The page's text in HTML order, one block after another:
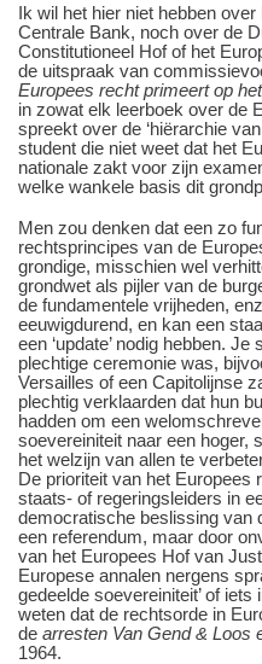
Ik wil het hier niet hebben
Centrale Bank, noch over de
Constitutioneel Hof of het
de uitspraak van
Europees recht primeert op
in zowat elk leerboek over de
spreekt over de ‘hiërarchie
student die niet weet dat het
nationale zakt voor zijn
welke wankele basis dit
Men zou denken dat een zo
rechtsprincipes van de
grondige, misschien wel
grondwet als pijler van de
de fundamentele vrijheden,
eeuwigdurend, en kan een
een ‘update’ nodig hebben.
plechtige ceremonie was,
Versailles of een Capitolijnse
plechtig verklaarden dat hun
hadden om een
soevereiniteit naar een hoger,
het welzijn van allen te
De prioriteit van het Europees
staats- of regeringsleiders in
democratische beslissing van
een referendum, maar door
van het Europees Hof van
Europese annalen nergens
gedeelde soevereiniteit’ of
weten dat de rechtsorde in
de arresten Van Gend & Loos
1964.